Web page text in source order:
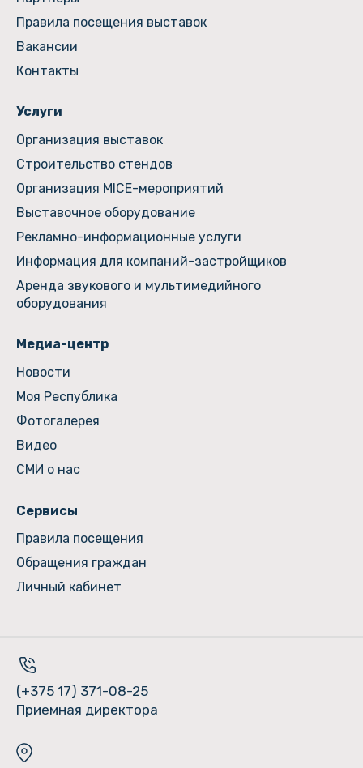
Правила посещения выставок
Вакансии
Контакты
Услуги
Организация выставок
Строительство стендов
Организация MICE-мероприятий
Выставочное оборудование
Рекламно-информационные услуги
Информация для компаний-застройщиков
Аренда звукового и мультимедийного
оборудования
Медиа-центр
Новости
Моя Республика
Фотогалерея
Видео
СМИ о нас
Сервисы
Правила посещения
Обращения граждан
Личный кабинет
(+375 17) 371-08-25
Приемная директора